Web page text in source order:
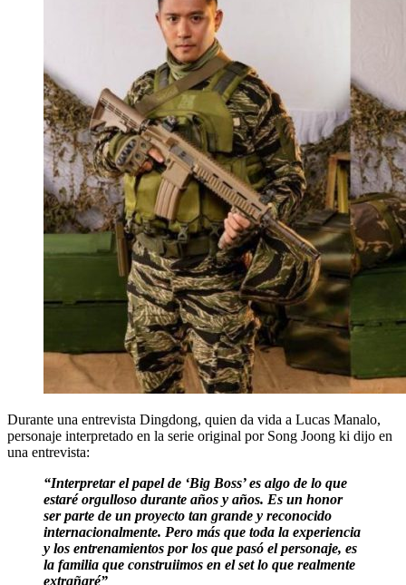
Durante una entrevista Dingdong, quien da vida a Lucas Manalo,
personaje interpretado en la serie original por Song Joong ki dijo en
una entrevista:
“Interpretar el papel de ‘Big Boss’ es algo de lo que
estaré orgulloso durante años y años. Es un honor
ser parte de un proyecto tan grande y reconocido
internacionalmente. Pero más que toda la experiencia
y los entrenamientos por los que pasó el personaje, es
la familia que construiimos en el set lo que realmente
extrañaré”